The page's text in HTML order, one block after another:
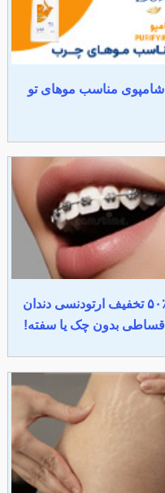
شامپوی مناسب موهای تو
۵۰٪ تخفیف ارتودنسی دندان
اقساطی بدون چک یا سفته!